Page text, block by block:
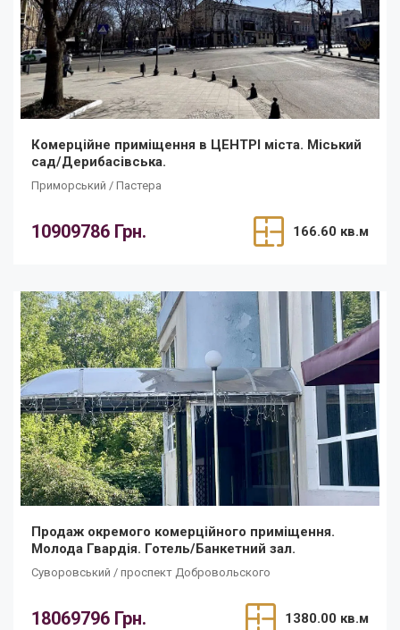
Комерційне приміщення в ЦЕНТРІ міста. Міський
сад/Дерибасівська.
Приморський / Пастера
10909786 Грн. 166.60 кв.м
Продаж окремого комерційного приміщення.
Молода Гвардія. Готель/Банкетний зал.
Суворовський / проспект Добровольского
18069796 Грн. 1380.00 кв.м